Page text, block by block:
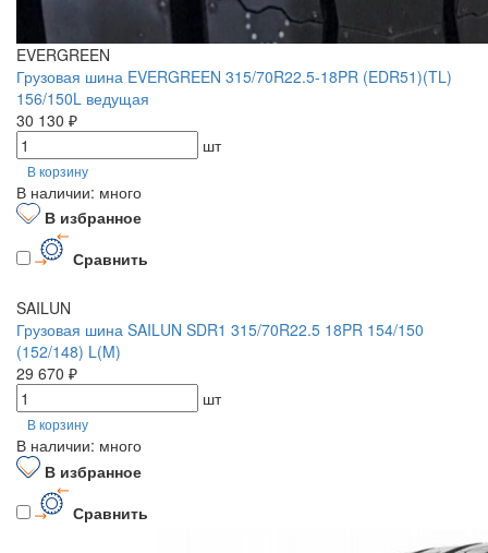
EVERGREEN
Грузовая шина EVERGREEN 315/70R22.5-18PR (EDR51)(TL)
156/150L ведущая
30 130 ₽
шт
В корзину
В наличии: много
В избранное
Сравнить
SAILUN
Грузовая шина SAILUN SDR1 315/70R22.5 18PR 154/150
(152/148) L(M)
29 670 ₽
шт
В корзину
В наличии: много
В избранное
Сравнить